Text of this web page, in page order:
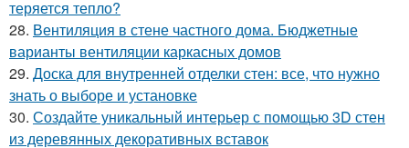
теряется тепло?
28. Вентиляция в стене частного дома. Бюджетные
варианты вентиляции каркасных домов
29. Доска для внутренней отделки стен: все, что нужно
знать о выборе и установке
30. Создайте уникальный интерьер с помощью 3D стен
из деревянных декоративных вставок